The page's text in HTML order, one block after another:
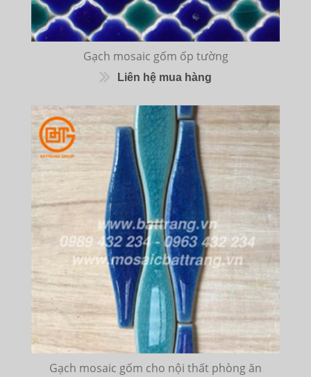
Gạch mosaic gốm ốp tường
Liên hệ mua hàng
Gạch mosaic gốm cho nội thất phòng ăn